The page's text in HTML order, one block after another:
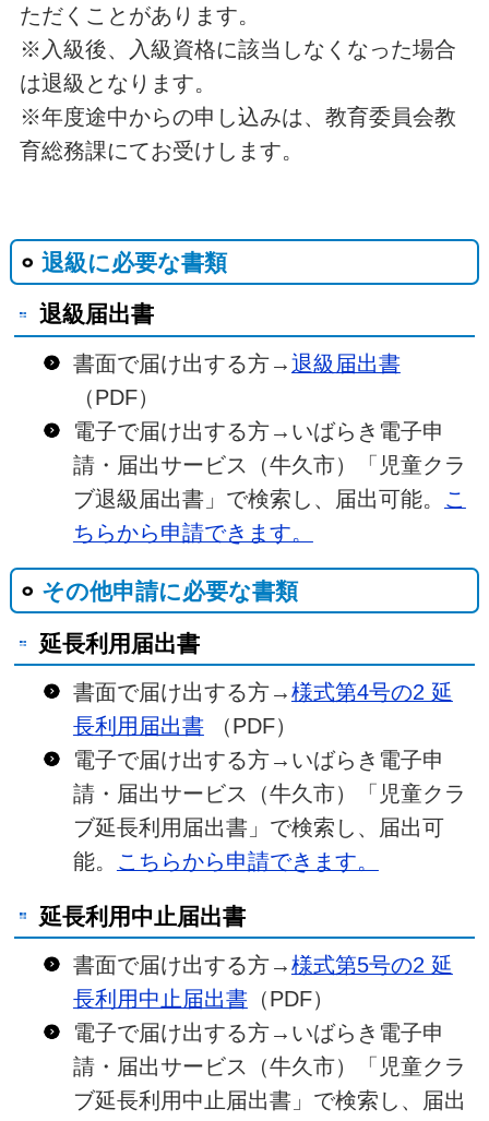
ただくことがあります。
※入級後、入級資格に該当しなくなった場合
は退級となります。
※年度途中からの申し込みは、教育委員会教
育総務課にてお受けします。
退級に必要な書類
退級届出書
書面で届け出する方→退級届出書
（PDF）
電子で届け出する方→いばらき電子申
請・届出サービス（牛久市）「児童クラ
ブ退級届出書」で検索し、届出可能。 こ
ちらから申請できます。
その他申請に必要な書類
延長利用届出書
書面で届け出する方→様式第4号の2 延
長利用届出書（PDF）
電子で届け出する方→いばらき電子申
請・届出サービス（牛久市）「児童クラ
ブ延長利用届出書」で検索し、届出可
能。 こちらから申請できます。
延長利用中止届出書
書面で届け出する方→様式第5号の2 延
長利用中止届出書（PDF）
電子で届け出する方→いばらき電子申
請・届出サービス（牛久市）「児童クラ
ブ延長利用中止届出書」で検索し、届出